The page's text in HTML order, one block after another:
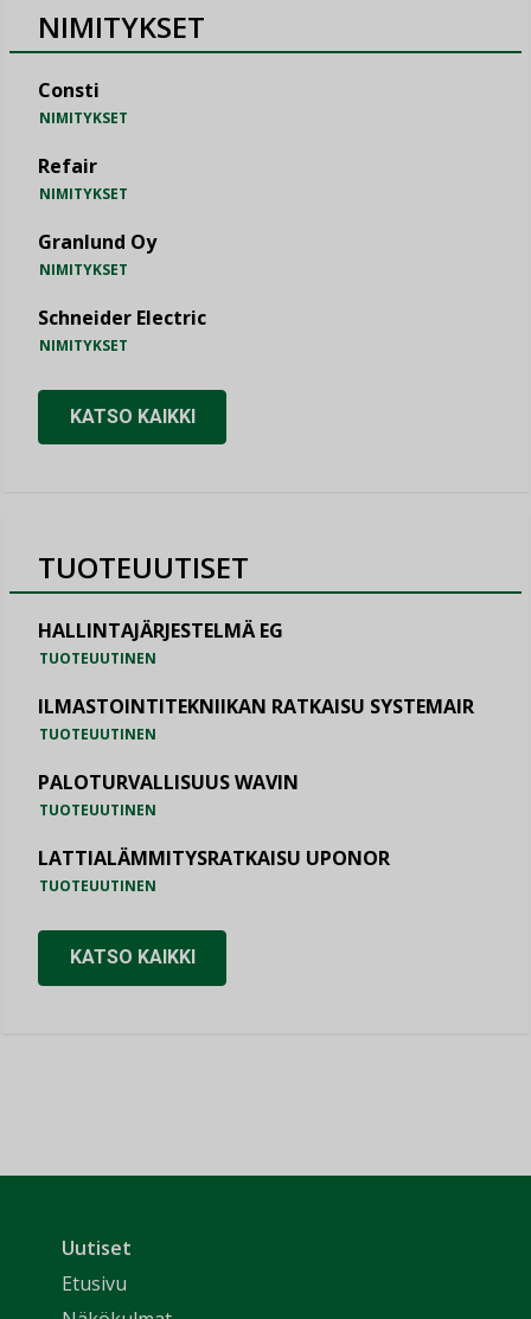
NIMITYKSET
Consti
NIMITYKSET
Refair
NIMITYKSET
Granlund Oy
NIMITYKSET
Schneider Electric
NIMITYKSET
KATSO KAIKKI
TUOTEUUTISET
HALLINTAJÄRJESTELMÄ EG
TUOTEUUTINEN
ILMASTOINTITEKNIIKAN RATKAISU SYSTEMAIR
TUOTEUUTINEN
PALOTURVALLISUUS WAVIN
TUOTEUUTINEN
LATTIALÄMMITYSRATKAISU UPONOR
TUOTEUUTINEN
KATSO KAIKKI
Uutiset
Etusivu